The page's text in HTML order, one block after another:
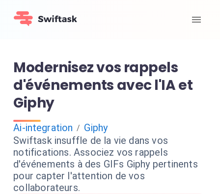
Modernisez vos rappels
d'événements avec l'IA et
Giphy
Ai-integration / Giphy
Swiftask insuffle de la vie dans vos
notifications. Associez vos rappels
d'événements à des GIFs Giphy pertinents
pour capter l'attention de vos
collaborateurs.